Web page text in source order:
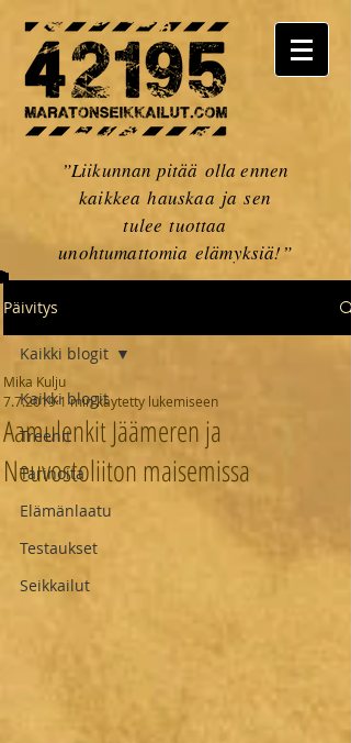
”Liikunnan pitää olla ennen
kaikkea hauskaa ja sen
tulee tuottaa
unohtumattomia elämyksiä!”
Päivitys
Kaikki blogit
Treenit
Tarinoita
Elämänlaatu
Testaukset
Seikkailut
Kaikki blogit
Aamulenkit Jäämeren ja
Neuvostoliiton maisemissa
Mika Kulju
7.7.20191 min käytetty lukemiseen